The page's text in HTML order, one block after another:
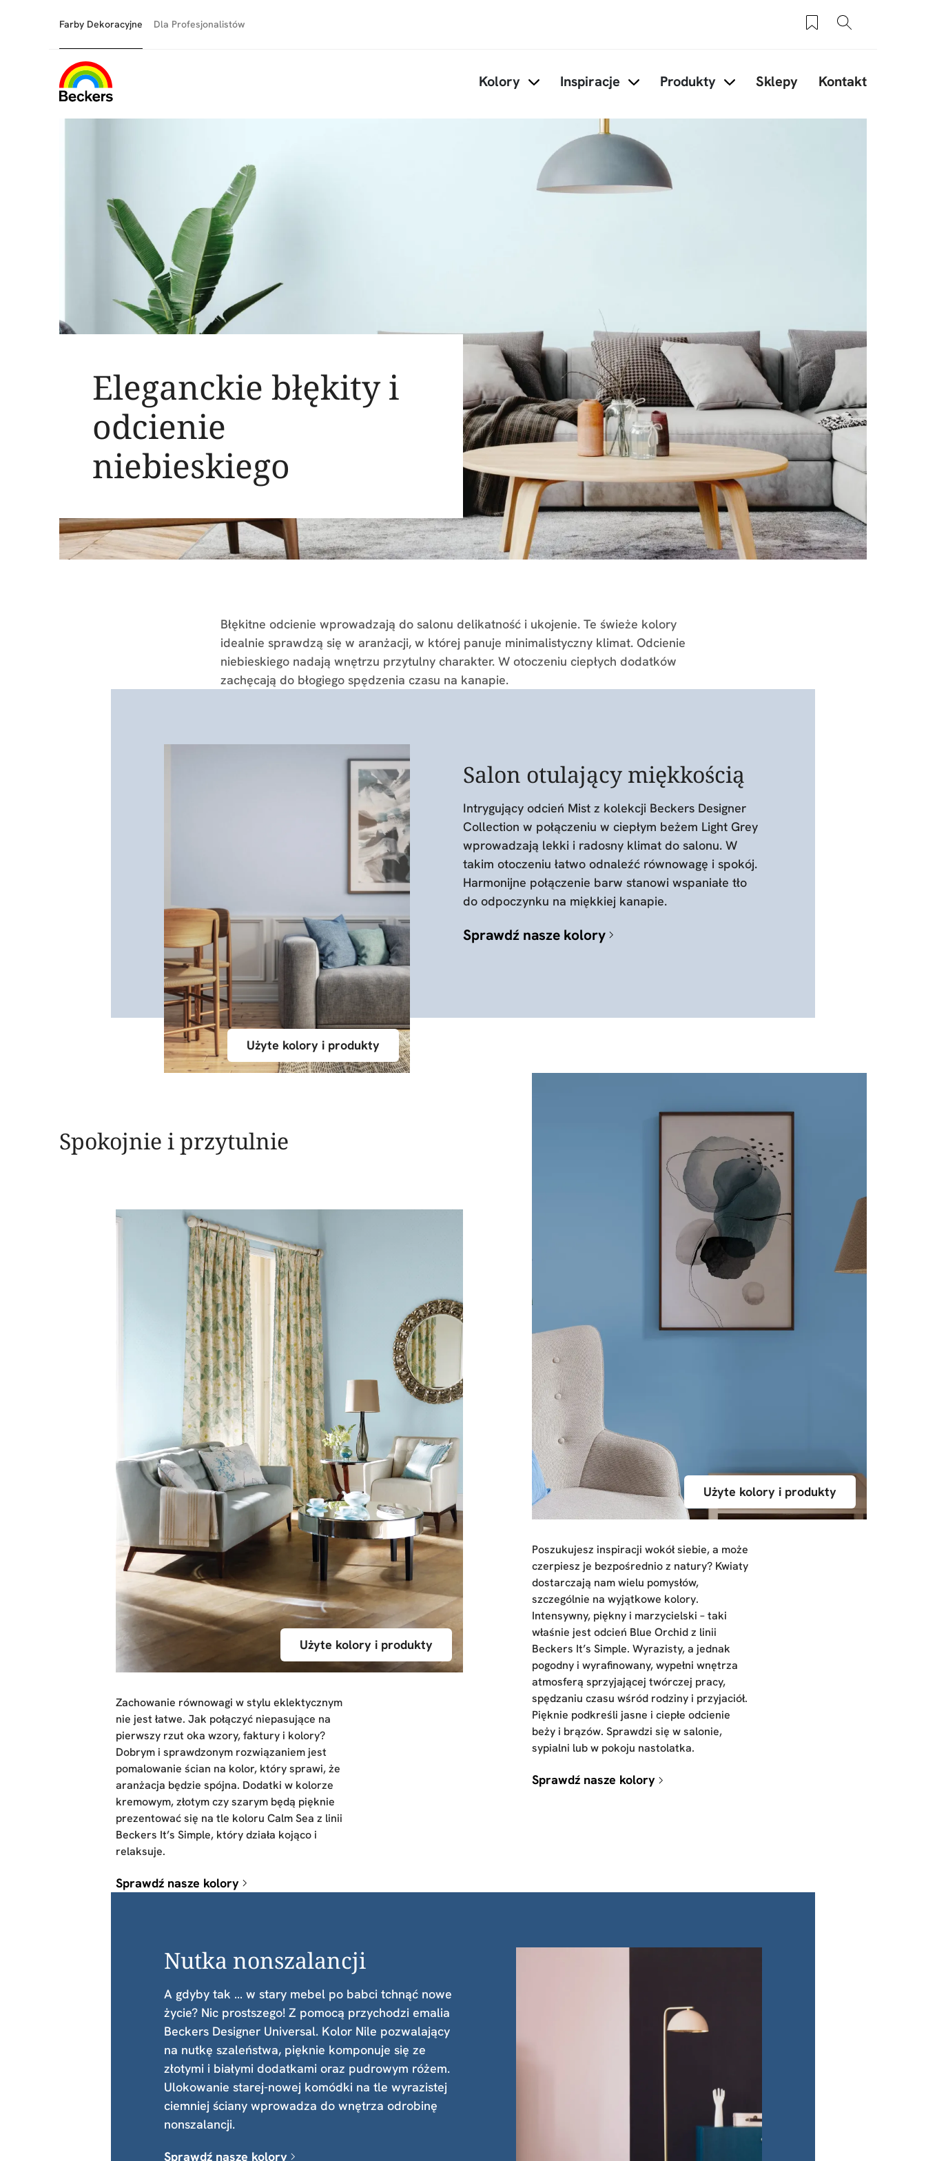
Farby Dekoracyjne Dla Profesjonalistów Zapisane produkty
Szukaj
Kolory Inspiracje Produkty Sklepy Kontakt
Eleganckie błękity i
odcienie
niebieskiego
Błękitne odcienie wprowadzają do salonu delikatność i ukojenie. Te świeże kolory
idealnie sprawdzą się w aranżacji, w której panuje minimalistyczny klimat. Odcienie
niebieskiego nadają wnętrzu przytulny charakter. W otoczeniu ciepłych dodatków
zachęcają do błogiego spędzenia czasu na kanapie.
Użyte kolory i produkty
Salon otulający miękkością
Intrygujący odcień Mist z kolekcji Beckers Designer
Collection w połączeniu w ciepłym beżem Light Grey
wprowadzają lekki i radosny klimat do salonu. W
takim otoczeniu łatwo odnaleźć równowagę i spokój.
Harmonijne połączenie barw stanowi wspaniałe tło
do odpoczynku na miękkiej kanapie.
Sprawdź nasze kolory
Spokojnie i przytulnie
Użyte kolory i produkty
Zachowanie równowagi w stylu eklektycznym
nie jest łatwe. Jak połączyć niepasujące na
pierwszy rzut oka wzory, faktury i kolory?
Dobrym i sprawdzonym rozwiązaniem jest
pomalowanie ścian na kolor, który sprawi, że
aranżacja będzie spójna. Dodatki w kolorze
kremowym, złotym czy szarym będą pięknie
prezentować się na tle koloru Calm Sea z linii
Beckers It’s Simple, który działa kojąco i
relaksuje.
Sprawdź nasze kolory
Użyte kolory i produkty
Poszukujesz inspiracji wokół siebie, a może
czerpiesz je bezpośrednio z natury? Kwiaty
dostarczają nam wielu pomysłów,
szczególnie na wyjątkowe kolory.
Intensywny, piękny i marzycielski – taki
właśnie jest odcień Blue Orchid z linii
Beckers It’s Simple. Wyrazisty, a jednak
pogodny i wyrafinowany, wypełni wnętrza
atmosferą sprzyjającej twórczej pracy,
spędzaniu czasu wśród rodziny i przyjaciół.
Pięknie podkreśli jasne i ciepłe odcienie
beży i brązów. Sprawdzi się w salonie,
sypialni lub w pokoju nastolatka.
Sprawdź nasze kolory
Nutka nonszalancji
A gdyby tak … w stary mebel po babci tchnąć nowe
życie? Nic prostszego! Z pomocą przychodzi emalia
Beckers Designer Universal. Kolor Nile pozwalający
na nutkę szaleństwa, pięknie komponuje się ze
złotymi i białymi dodatkami oraz pudrowym różem.
Ulokowanie starej-nowej komódki na tle wyrazistej
ciemniej ściany wprowadza do wnętrza odrobinę
nonszalancji.
Sprawdź nasze kolory